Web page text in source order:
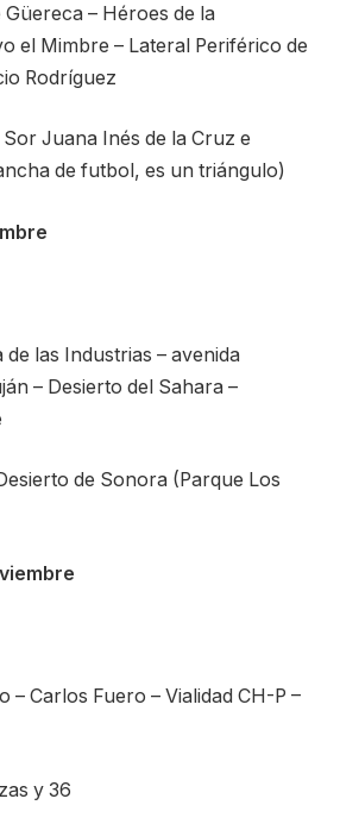
– Héroes de la
el Mimbre – Lateral Periférico de
Rodríguez
Juana Inés de la Cruz e
de futbol, es un triángulo)
las Industrias – avenida
– Desierto del Sahara –
de Sonora (Parque Los
– Carlos Fuero – Vialidad CH-P –
y 36